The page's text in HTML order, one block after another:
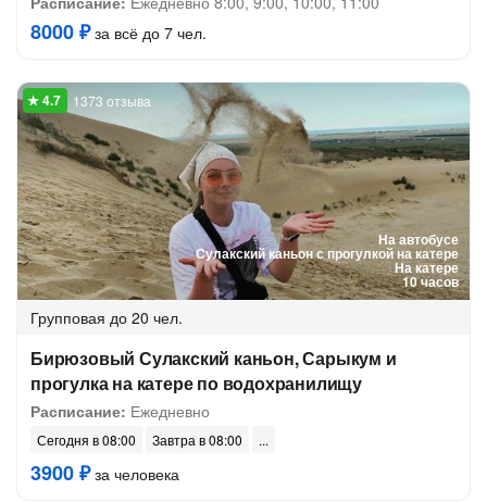
8000 ₽за всё до 7 чел.
На автобусе
Сулакский каньон с прогулкой на катере
На катере
10 часов
1373 отзыва
Групповая до 20 чел.
Бирюзовый Сулакский каньон, Сарыкум и
прогулка на катере по водохранилищу
Расписание: Ежедневно
Сегодня в 08:00 Завтра в 08:00
3900 ₽за человека